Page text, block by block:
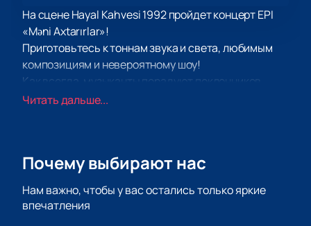
На сцене Hayal Kahvesi 1992 пройдет концерт EPI
«Məni Axtarırlar»!
Приготовьтесь к тоннам звука и света, любимым
композициям и невероятному шоу!
Как всегда, музыканты порадуют поклонников
своего творчества отменными композициями в
На сцене Hayal Kahvesi 1992 вас ожидает супер
лазерное сопровождение и конечно же, обаяние EPI
«Məni Axtarırlar».
Читать дальше...
Почему выбирают нас
Нам важно, чтобы у вас остались только яркие
впечатления